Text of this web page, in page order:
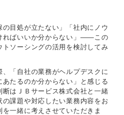
の目処が立たない」「社内にノウ
ればいいか分からない」――この
ソーシングの活用を検討してみ
「自社の業務がヘルプデスクに
たるのか分からない」と感じる
はＪＢサービス株式会社と一緒
課題や対応したい業務内容をお
一緒に考えさせていただきま